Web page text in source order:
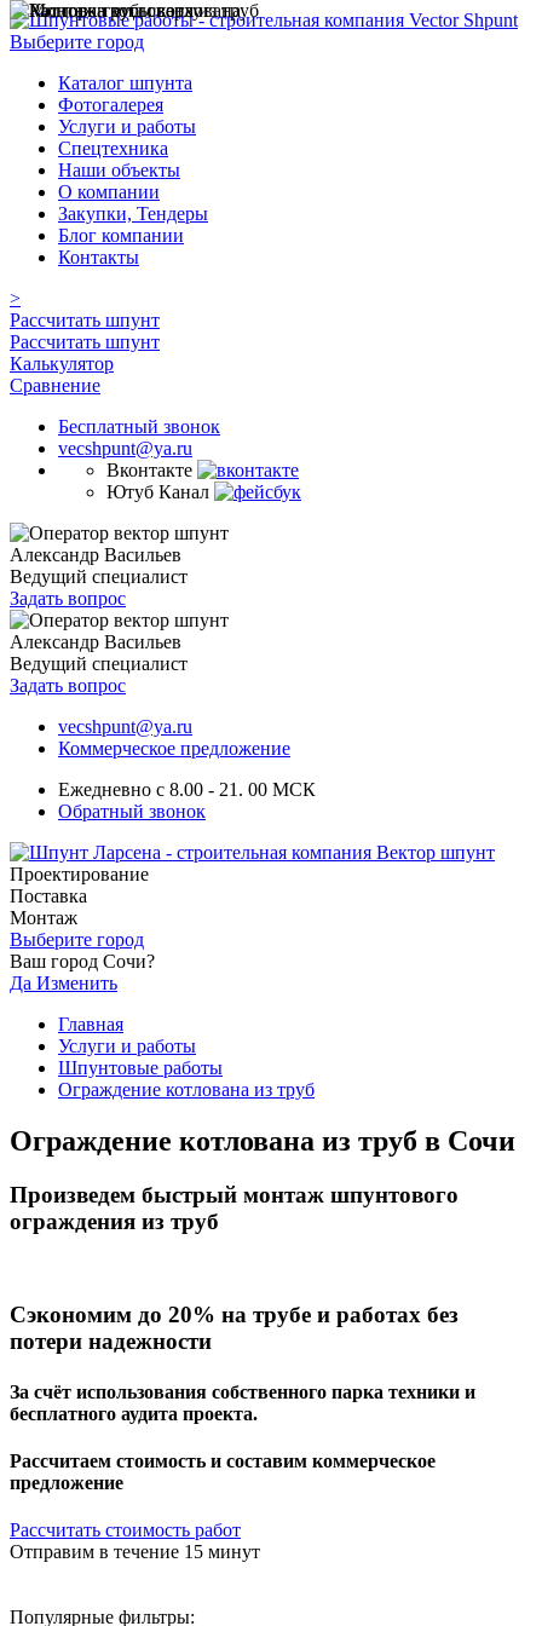
Выберите город
Каталог шпунта
Фотогалерея
Услуги и работы
Спецтехника
Наши объекты
О компании
Закупки, Тендеры
Блог компании
Контакты
>
Рассчитать шпунт
Рассчитать шпунт
Калькулятор
Сравнение
Бесплатный звонок
vecshpunt@ya.ru
Вконтакте
Ютуб Канал
Александр Васильев
Ведущий специалист
Задать вопрос
Александр Васильев
Ведущий специалист
Задать вопрос
vecshpunt@ya.ru
Коммерческое предложение
Ежедневно с 8.00 - 21. 00 МСК
Обратный звонок
Проектирование
Поставка
Монтаж
Выберите город
Ваш город Сочи?
Да Изменить
Главная
Услуги и работы
Шпунтовые работы
Ограждение котлована из труб
Ограждение котлована из труб в Сочи
Произведем быстрый монтаж шпунтового
ограждения из труб
Сэкономим до 20% на трубе и работах без
потери надежности
За счёт использования собственного парка техники и
бесплатного аудита проекта.
Рассчитаем стоимость и составим коммерческое
предложение
Рассчитать стоимость работ
Отправим в течение 15 минут
Популярные фильтры: